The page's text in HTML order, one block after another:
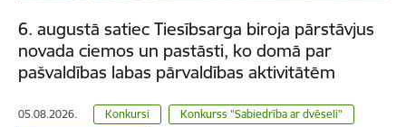
6. augustā satiec Tiesībsarga biroja pārstāvjus
novada ciemos un pastāsti, ko domā par
pašvaldības labas pārvaldības aktivitātēm
05.08.2026. Konkursi
Konkurss "Sabiedrība ar dvēseli"